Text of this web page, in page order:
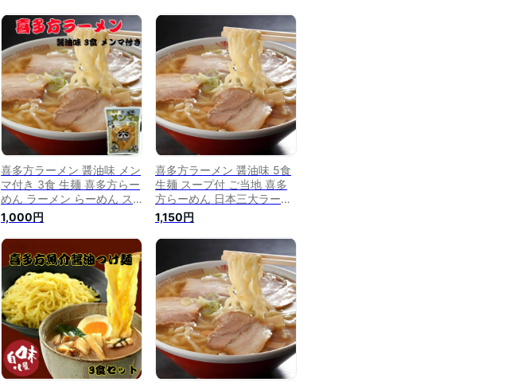
喜多方ラーメン 醤油味 メン
マ付き 3食 生麺 喜多方らー
めん ラーメン らーめん ス
ープ付き 喜多方 しょうゆ味
ふくしまプライド 旬食福来
会津 お試し お取り寄せ グ
ルメ お取り寄せグルメ ご当
地グルメ 郡山銘販
1,000円
喜多方ラーメン 醤油味 5食
生麺 スープ付 ご当地 喜多
方らーめん 日本三大ラーメ
ン ラーメン らーめん 生め
ん しょうゆ味 喜多方 喜多
方麺茶家 お取り寄せ 会津
1,150円